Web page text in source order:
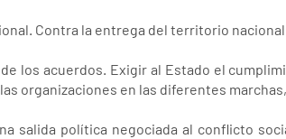
Contra la entrega del territorio
los acuerdos. Exigir al Estado el
organizaciones en las diferentes
salida política negociada al conflicto